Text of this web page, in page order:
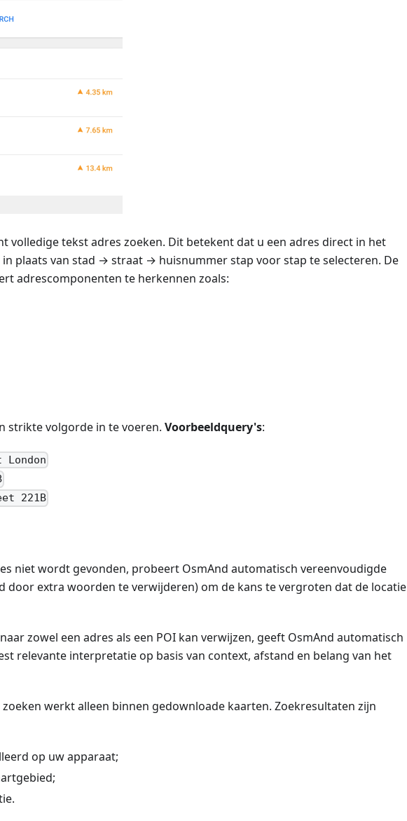
volledige tekst adres zoeken. Dit betekent dat u een adres direct in het
plaats van stad → straat → huisnummer stap voor stap te selecteren. De
adrescomponenten te herkennen zoals:
strikte volgorde in te voeren. Voorbeeldquery's:
London
221B
niet wordt gevonden, probeert OsmAnd automatisch vereenvoudigde
door extra woorden te verwijderen) om de kans te vergroten dat de locatie
zowel een adres als een POI kan verwijzen, geeft OsmAnd automatisch
relevante interpretatie op basis van context, afstand en belang van het
zoeken werkt alleen binnen gedownloade kaarten. Zoekresultaten zijn
op uw apparaat;